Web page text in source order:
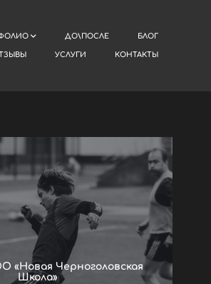
ДО\ПОСЛЕ БЛОГ
УСЛУГИ КОНТАКТЫ
«Новая Черноголовская
Школа»